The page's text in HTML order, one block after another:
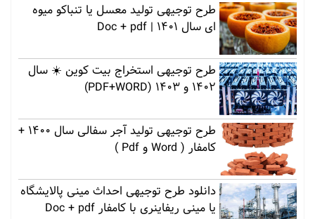
طرح توجیهی تولید معسل یا تنباکو میوه
ای سال 1401 | Doc + pdf
طرح توجیهی استخراج بیت کوین ☀️ سال
1402 و 1403 (PDF+WORD)
طرح توجیهی تولید آجر سفالی سال 1400 +
کامفار ( Word و Pdf )
دانلود طرح توجیهی احداث مینی پالایشگاه
یا مینی ریفاینری با کامفار Doc + pdf